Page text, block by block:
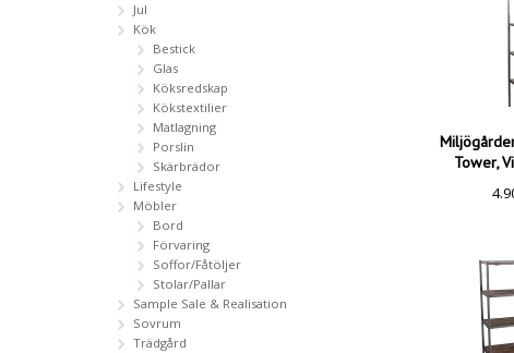
Tower,
Jul
Kök
Bestick
Glas
Köksredskap
Kökstextilier
Matlagning
Porslin
Skärbrädor
Lifestyle
Möbler
Bord
Förvaring
Soffor/Fåtöljer
Stolar/Pallar
Sample Sale & Realisation
Sovrum
Trädgård